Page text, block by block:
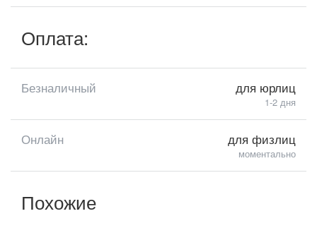
Оплата:
Безналичный для юрлиц
1-2 дня
Онлайн для физлиц
моментально
Похожие